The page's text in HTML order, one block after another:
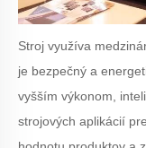
Stroj využíva
je bezpečný a
vyšším výkonom,
strojových aplikácií